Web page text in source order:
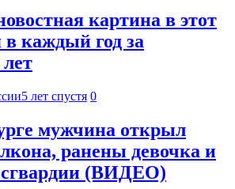
картина в этот
в каждый год за
5 лет спустя 0
мужчина открыл
ранены девочка и
(ВИДЕО)